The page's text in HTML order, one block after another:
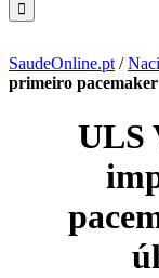
SaudeOnline.pt /
primeiro pacemaker
ULS